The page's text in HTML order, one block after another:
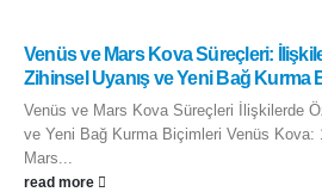
Venüs ve Mars Kova Süreçleri:
Zihinsel Uyanış ve Yeni Bağ Kurma
Venüs ve Mars Kova Süreçleri İlişkilerde
ve Yeni Bağ Kurma Biçimleri Venüs Kova:
Mars...
read more